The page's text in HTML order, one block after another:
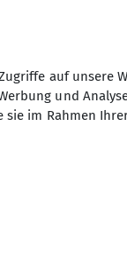
auf unsere
und
im Rahmen